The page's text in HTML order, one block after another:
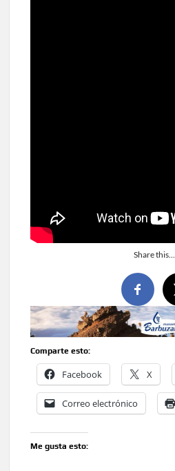
Share this…
Comparte esto:
Facebook X
Correo electrónico
Me gusta esto: